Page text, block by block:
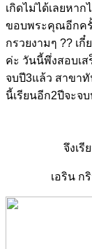
เกิดไม่ได้เลยหา
ขอบพระคุณอีกค
กรวยงามๆ ?? เ
ค่ะ วันนี้พึ่งสอบเส
จบปี3แล้ว สาขา
นี้เรียนอีก2ปีจะจ
จึงเรี
เอริน ก